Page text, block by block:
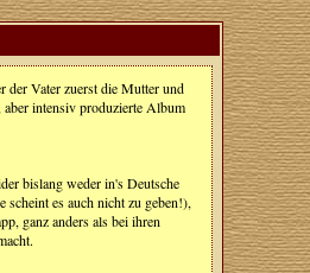
der Vater zuerst die Mutter und
intensiv produzierte Album
bislang weder in's Deutsche
es auch nicht zu geben!),
ganz anders als bei ihren